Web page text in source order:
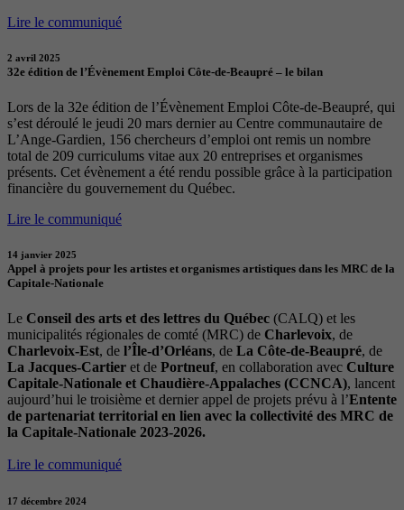
Lire le communiqué
2 avril 2025
32e édition de l’Évènement Emploi Côte-de-Beaupré – le bilan
Lors de la 32e édition de l’Évènement Emploi Côte-de-Beaupré, qui
s’est déroulé le jeudi 20 mars dernier au Centre communautaire de
L’Ange-Gardien, 156 chercheurs d’emploi ont remis un nombre
total de 209 curriculums vitae aux 20 entreprises et organismes
présents. Cet évènement a été rendu possible grâce à la participation
financière du gouvernement du Québec.
Lire le communiqué
14 janvier 2025
Appel à projets pour les artistes et organismes artistiques dans les MRC de la
Capitale-Nationale
Le Conseil des arts et des lettres du Québec (CALQ) et les
municipalités régionales de comté (MRC) de Charlevoix, de
Charlevoix-Est, de l’Île-d’Orléans, de La Côte-de-Beaupré, de
La Jacques-Cartier et de Portneuf, en collaboration avec Culture
Capitale-Nationale et Chaudière-Appalaches (CCNCA), lancent
aujourd’hui le troisième et dernier appel de projets prévu à l’Entente
de partenariat territorial en lien avec la collectivité des MRC de
la Capitale-Nationale 2023-2026.
Lire le communiqué
17 décembre 2024